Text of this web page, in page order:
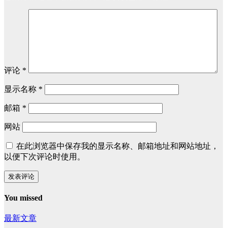
评论 *
显示名称 *
邮箱 *
网站
在此浏览器中保存我的显示名称、邮箱地址和网站地址，
以便下次评论时使用。
You missed
最新文章